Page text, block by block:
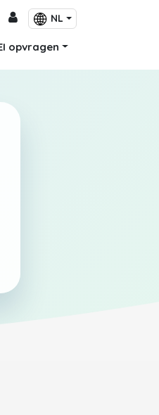
NL
opvragen